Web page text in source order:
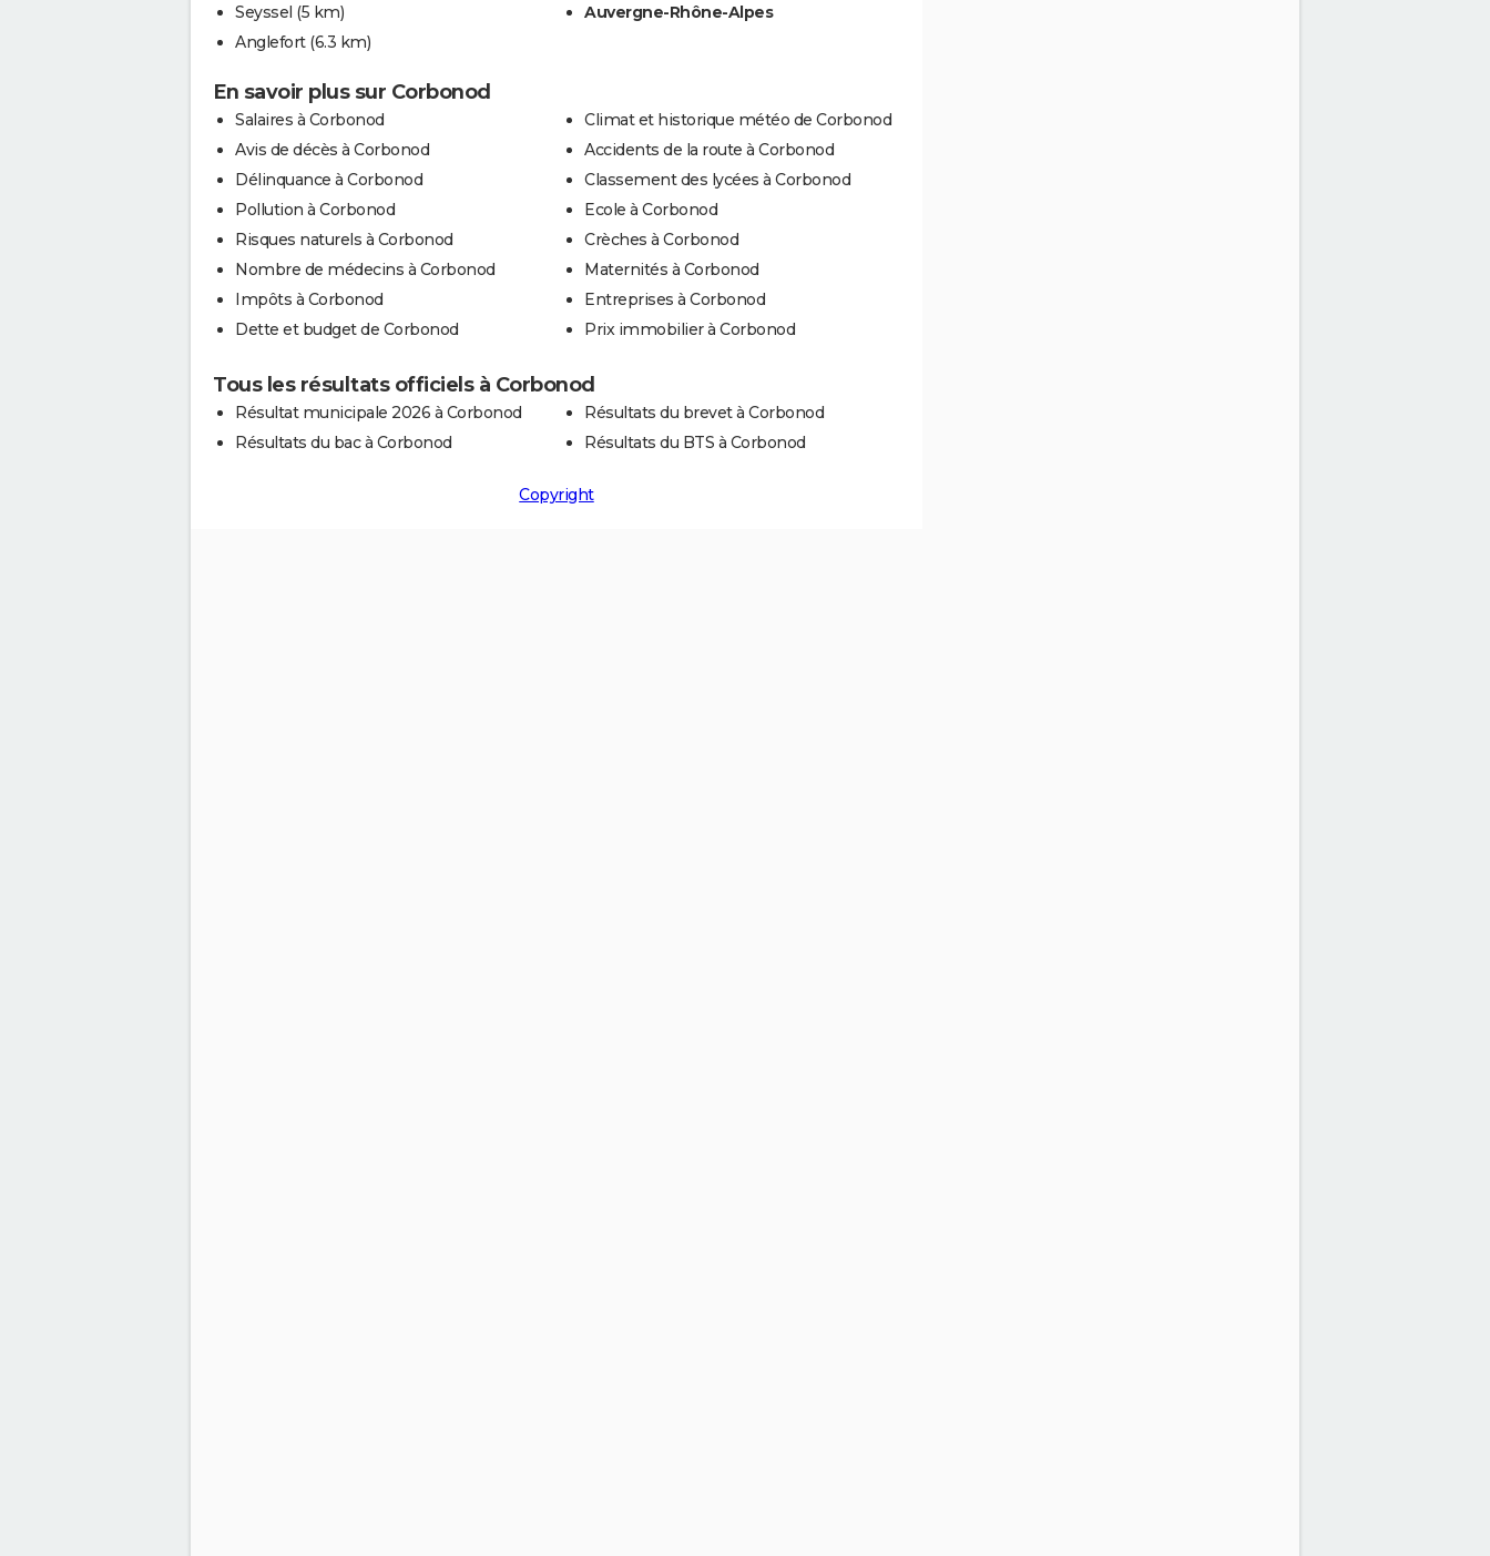
Seyssel (5 km)
Anglefort (6.3 km)
Auvergne-Rhône-Alpes
En savoir plus sur Corbonod
Salaires à Corbonod
Avis de décès à Corbonod
Délinquance à Corbonod
Pollution à Corbonod
Risques naturels à Corbonod
Nombre de médecins à Corbonod
Impôts à Corbonod
Dette et budget de Corbonod
Climat et historique météo de Corbonod
Accidents de la route à Corbonod
Classement des lycées à Corbonod
Ecole à Corbonod
Crèches à Corbonod
Maternités à Corbonod
Entreprises à Corbonod
Prix immobilier à Corbonod
Tous les résultats officiels à Corbonod
Résultat municipale 2026 à Corbonod
Résultats du bac à Corbonod
Résultats du brevet à Corbonod
Résultats du BTS à Corbonod
Copyright